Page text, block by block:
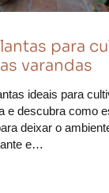
para
varandas
ideais para
e descubra como
deixar o
e…